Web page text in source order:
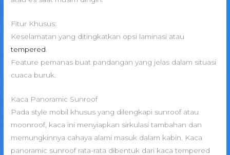
Fitur Khusus:
Keselamatan yang ditingkatkan opsi laminasi atau
tempered
Feature pemanas buat pandangan yang jelas dalam situasi
cuaca buruk.
Kaca Panoramic Sunroof
Pada style mobil khusus yang dilengkapi sunroof atau
moonroof, kaca ini menyiapkan sirkulasi tambahan dan
memungkinnya cahaya alami masuk dalam kabin. Kaca
panoramic sunroof rata-rata dibentuk dari kaca tempered